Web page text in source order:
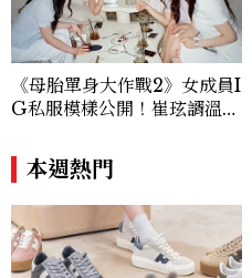
《母胎單身大作戰2》女成員I
G私服模樣公開！崔玹諝溫柔
低調千金？
本週熱門